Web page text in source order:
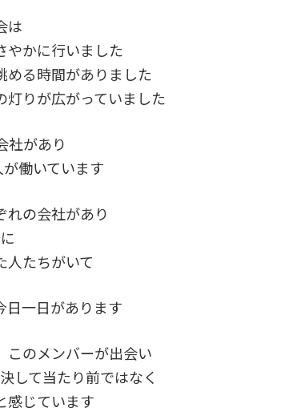
は
やかに行いました
める時間がありました
りが広がっていました
社があり
働いています
の会社があり
人たちがいて
一日があります
のメンバーが出会い
して当たり前ではなく
感じています